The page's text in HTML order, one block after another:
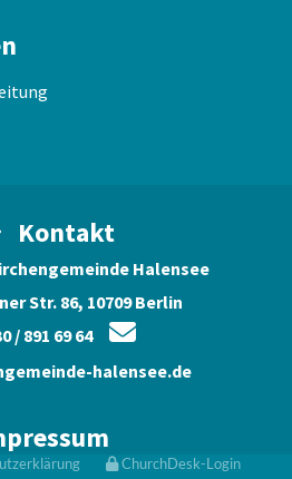
Kontakt
Halensee
Str. 86, 10709 Berlin
/ 891 69 64 
halensee.de
ChurchDesk-Login